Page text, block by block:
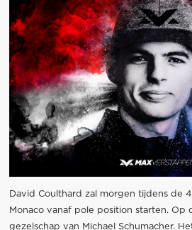
David Coulthard zal morgen tijdens de
Monaco vanaf pole position starten. Op
gezelschap van Michael Schumacher.